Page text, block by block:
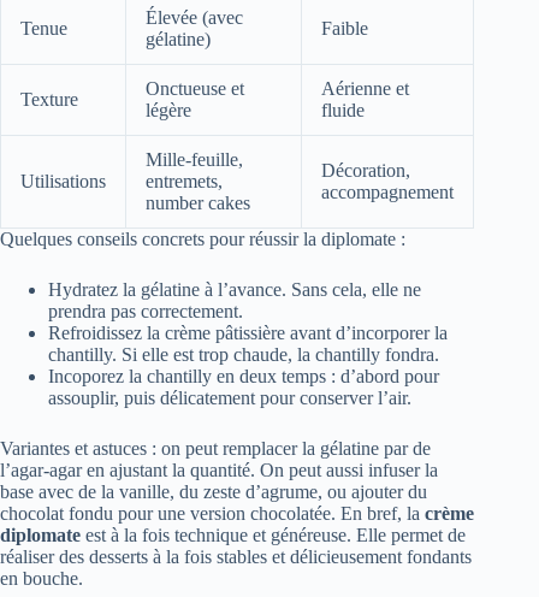
Tenue
Élevée (avec
gélatine)
Faible
Texture
Onctueuse et
légère
Aérienne et
fluide
Utilisations
Mille‑feuille,
entremets,
number cakes
Décoration,
accompagnement
Quelques conseils concrets pour réussir la diplomate :
Hydratez la gélatine à l’avance. Sans cela, elle ne
prendra pas correctement.
Refroidissez la crème pâtissière avant d’incorporer la
chantilly. Si elle est trop chaude, la chantilly fondra.
Incoporez la chantilly en deux temps : d’abord pour
assouplir, puis délicatement pour conserver l’air.
Variantes et astuces : on peut remplacer la gélatine par de
l’agar‑agar en ajustant la quantité. On peut aussi infuser la
base avec de la vanille, du zeste d’agrume, ou ajouter du
chocolat fondu pour une version chocolatée. En bref, la crème
diplomate est à la fois technique et généreuse. Elle permet de
réaliser des desserts à la fois stables et délicieusement fondants
en bouche.